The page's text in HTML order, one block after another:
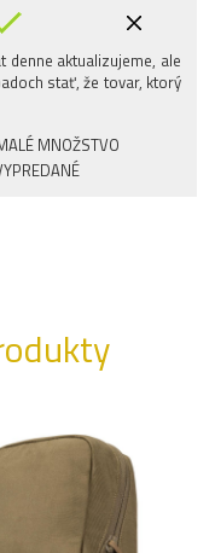
aktualizujeme, ale
stať, že tovar, ktorý
MNOŽSTVO